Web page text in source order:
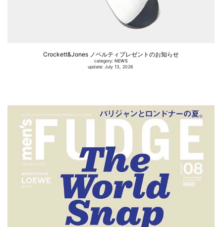
Crockett&Jones ノベルティプレゼントのお知らせ
category: NEWS
update: July 13, 2026